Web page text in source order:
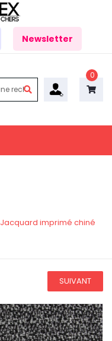
Newsletter
0
Jacquard imprimé chiné
SUIVANT